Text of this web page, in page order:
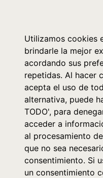
Utilizamos cookies
brindarle la mejor
acordando sus
repetidas. Al hacer
acepta el uso de
alternativa, puede
TODO', para
acceder a
al procesamiento
que no sea
consentimiento. Si
un consentimiento